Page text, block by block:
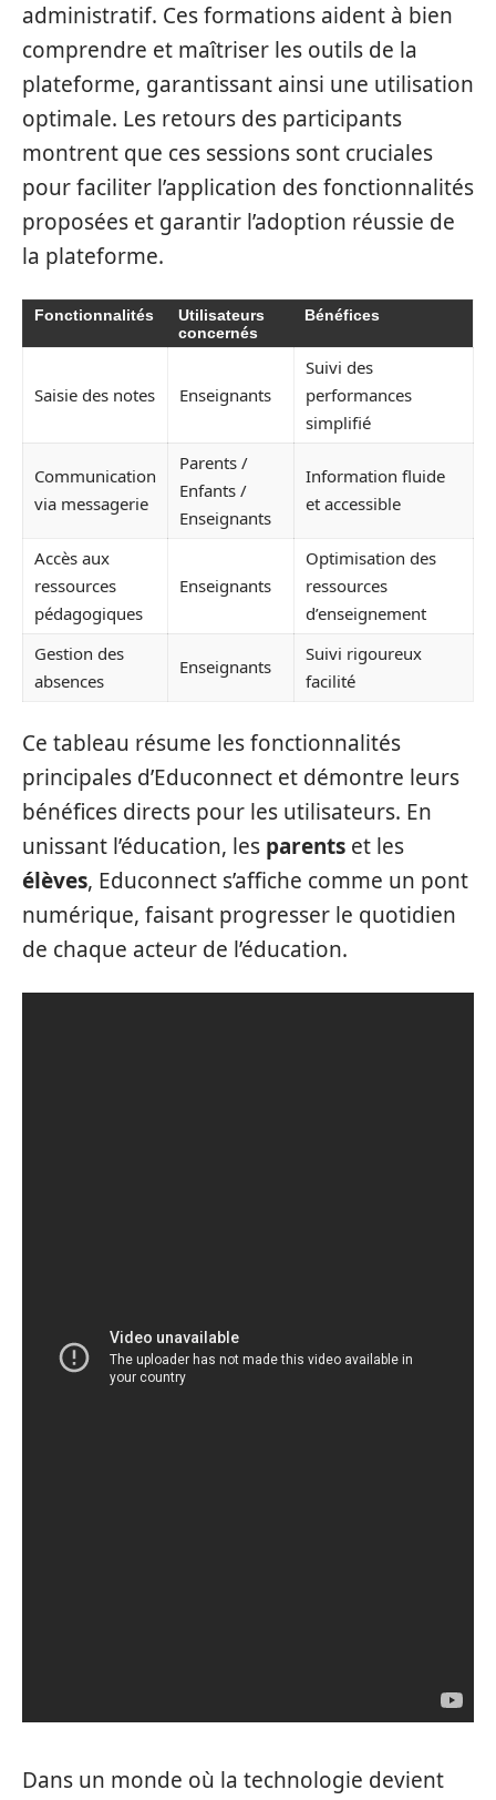
administratif. Ces formations aident à bien
comprendre et maîtriser les outils de la
plateforme, garantissant ainsi une utilisation
optimale. Les retours des participants
montrent que ces sessions sont cruciales
pour faciliter l’application des fonctionnalités
proposées et garantir l’adoption réussie de
la plateforme.
Fonctionnalités
Utilisateurs
concernés
Bénéfices
Saisie des notes Enseignants
Suivi des
performances
simplifié
Communication
via messagerie
Parents /
Enfants /
Enseignants
Information fluide
et accessible
Accès aux
ressources
pédagogiques
Enseignants
Optimisation des
ressources
d’enseignement
Gestion des
absences
Enseignants
Suivi rigoureux
facilité
Ce tableau résume les fonctionnalités
principales d’Educonnect et démontre leurs
bénéfices directs pour les utilisateurs. En
unissant l’éducation, les parents et les
élèves, Educonnect s’affiche comme un pont
numérique, faisant progresser le quotidien
de chaque acteur de l’éducation.
Dans un monde où la technologie devient